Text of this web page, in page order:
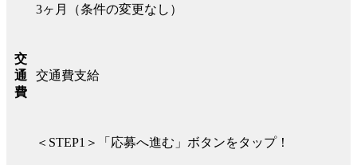
3ヶ月（条件の変更なし）
交
通
費
交通費支給
＜STEP1＞「応募へ進む」ボタンをタップ！